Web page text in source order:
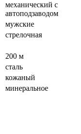
механический с
автоподзаводом
мужские
стрелочная
200 м
сталь
кожаный
минеральное